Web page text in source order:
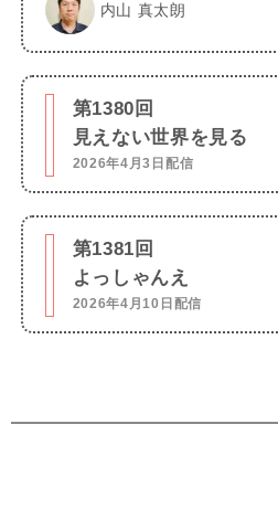
内山 真太朗
第1380回
見えない世界を見る
2026年4月3日配信
第1381回
よっしゃんえ
2026年4月10日配信